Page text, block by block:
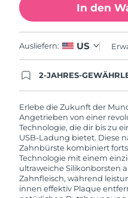
In den
Ausliefern: US
2-JAHRES-
innerhalb eines Jahres
Beanstandung deines
solltest, bekommst du
FOREO gratis ersetzt.
Erlebe die Zukunft der
Angetrieben von einer
Technologie, die dir bis zu
USB-Ladung bietet. Diese
Zahnbürste kombiniert
Technologie mit einem
ultraweiche Silikonborsten
Zahnfleisch, während
innen effektiv Plaque